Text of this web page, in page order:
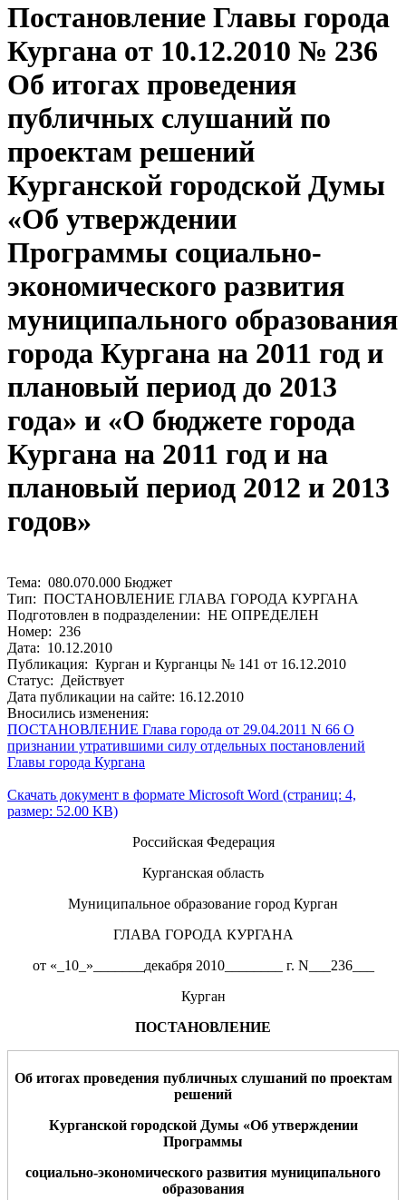
Постановление Главы города
Кургана от 10.12.2010 № 236
Об итогах проведения
публичных слушаний по
проектам решений
Курганской городской Думы
«Об утверждении
Программы социально-
экономического развития
муниципального образования
города Кургана на 2011 год и
плановый период до 2013
года» и «О бюджете города
Кургана на 2011 год и на
плановый период 2012 и 2013
годов»
Тема: 080.070.000 Бюджет
Тип: ПОСТАНОВЛЕНИЕ ГЛАВА ГОРОДА КУРГАНА
Подготовлен в подразделении: НЕ ОПРЕДЕЛЕН
Номер: 236
Дата: 10.12.2010
Публикация: Курган и Курганцы № 141 от 16.12.2010
Статус: Действует
Дата публикации на сайте: 16.12.2010
Вносились изменения:
ПОСТАНОВЛЕНИЕ Глава города от 29.04.2011 N 66 О
признании утратившими силу отдельных постановлений
Главы города Кургана
Скачать документ в формате Microsoft Word (страниц: 4,
размер: 52.00 KB)
Российская Федерация
Курганская область
Муниципальное образование город Курган
ГЛАВА ГОРОДА КУРГАНА
от «_10_»_______декабря 2010________ г. N___236___
Курган
ПОСТАНОВЛЕНИЕ
Об итогах проведения публичных слушаний по проектам
решений
Курганской городской Думы «Об утверждении
Программы
социально-экономического развития муниципального
образования